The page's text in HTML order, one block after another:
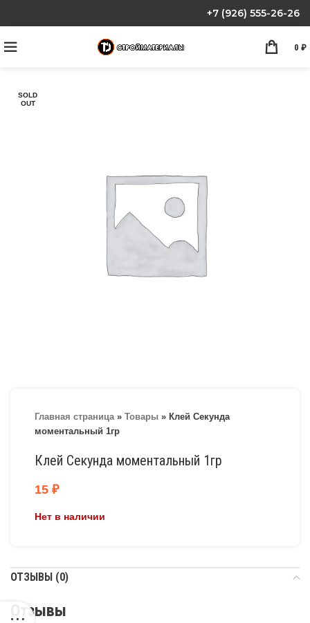
+7 (926) 555-26-26
0 ₽
SOLD
OUT
Главная страница» Товары » Клей Секунда
моментальный 1гр
Клей Секунда моментальный 1гр
15 ₽
Нет в наличии
ОТЗЫВЫ (0)
Отзывы